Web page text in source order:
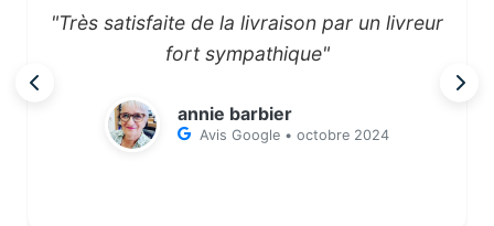
"Très satisfaite de la livraison par un livreur
fort sympathique"
annie barbier
Avis Google • octobre 2024